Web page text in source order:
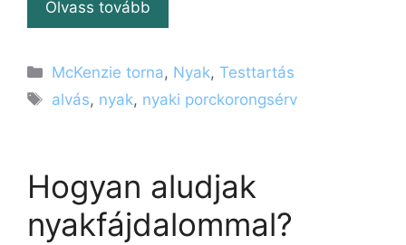
Olvass tovább
Kategória
McKenzie torna, Nyak,Testtartás
Címkék
alvás, nyak, nyaki porckorongsérv
Hogyan aludjak
nyakfájdalommal?